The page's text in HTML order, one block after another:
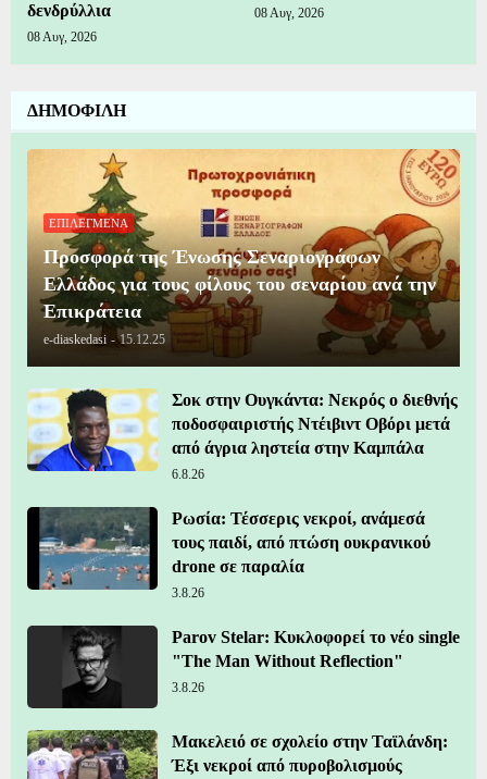
δενδρύλλια
08 Αυγ, 2026
08 Αυγ, 2026
ΔΗΜΟΦΙΛΗ
ΕΠΙΛΕΓΜΕΝΑ
Προσφορά της Ένωσης Σεναριογράφων
Ελλάδος για τους φίλους του σεναρίου ανά την
Επικράτεια
e-diaskedasi - 15.12.25
Σοκ στην Ουγκάντα: Νεκρός ο διεθνής
ποδοσφαιριστής Ντέιβιντ Οβόρι μετά
από άγρια ληστεία στην Καμπάλα
6.8.26
Ρωσία: Τέσσερις νεκροί, ανάμεσά
τους παιδί, από πτώση ουκρανικού
drone σε παραλία
3.8.26
Parov Stelar: Κυκλοφορεί το νέο single
"The Man Without Reflection"
3.8.26
Μακελειό σε σχολείο στην Ταϊλάνδη:
Έξι νεκροί από πυροβολισμούς